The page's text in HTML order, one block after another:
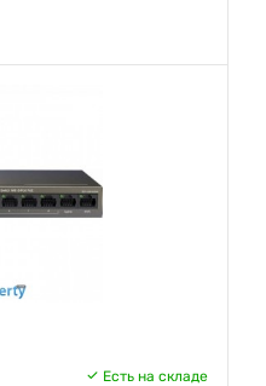
Есть на складе